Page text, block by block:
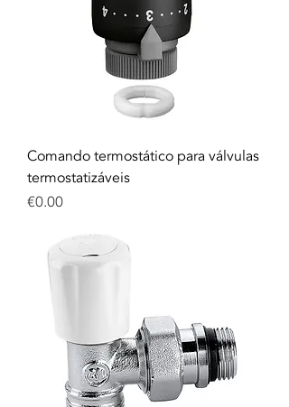
Comando termostático para válvulas
termostatizáveis
Price
€0.00